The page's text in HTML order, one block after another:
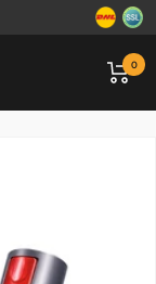
0